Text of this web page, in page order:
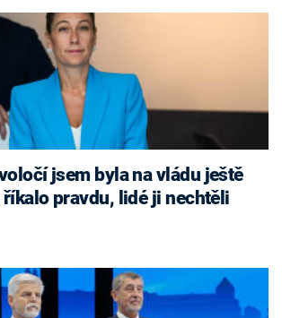
jsem byla na vládu ještě
říkalo pravdu, lidé ji nechtěli